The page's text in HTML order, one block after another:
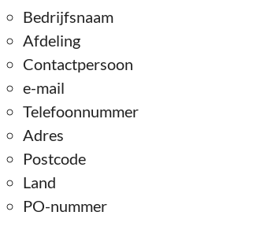
Bedrijfsnaam
Afdeling
Contactpersoon
e-mail
Telefoonnummer
Adres
Postcode
Land
PO-nummer